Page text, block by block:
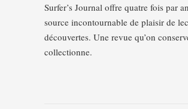
Surfer’s Journal offre quatre fois par
source incontournable de plaisir de
découvertes. Une revue qu’on
collectionne.